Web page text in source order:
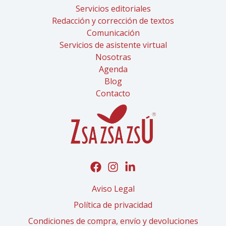
Servicios editoriales
Redacción y corrección de textos
Comunicación
Servicios de asistente virtual
Nosotras
Agenda
Blog
Contacto
Aviso Legal
Política de privacidad
Condiciones de compra, envío y devoluciones